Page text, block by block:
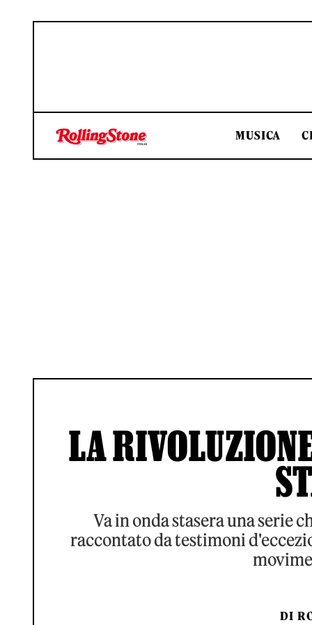
MUSICA
LA
Va in onda stasera una serie
raccontato da testimoni
DI